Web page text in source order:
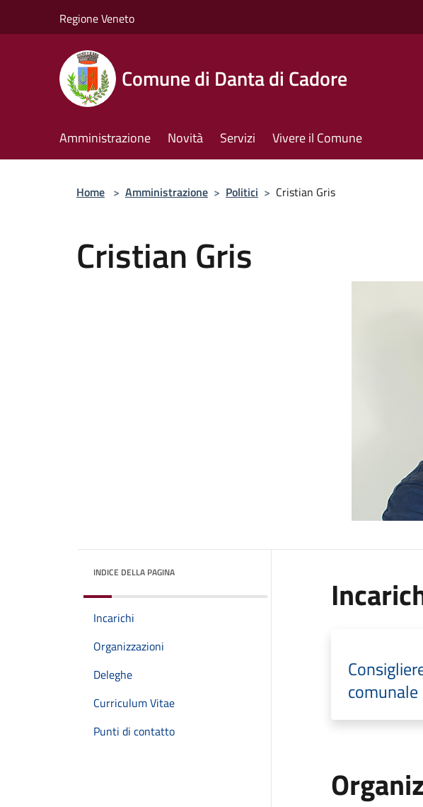
Regione Veneto
Comune di Danta di Cadore
Amministrazione Novità Servizi Vivere il Comune
Home > Amministrazione > Politici > Cristian Gris
Cristian Gris
INDICE DELLA PAGINA
Incarichi
Organizzazioni
Deleghe
Curriculum Vitae
Punti di contatto
comunale